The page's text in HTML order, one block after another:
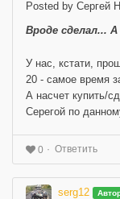
Posted by Сергей
Вроде сделал... А
У нас, кстати,
20 - самое время
А насчет купить/
Серегой по
0 Ответить
serg12